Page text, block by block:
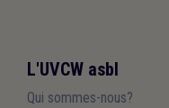
L'UVCW asbl
Qui sommes-nous?